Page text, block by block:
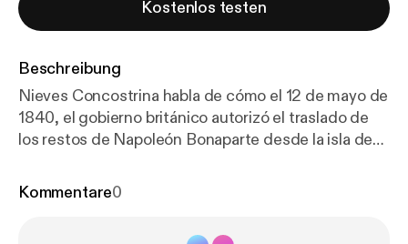
Kostenlos testen
Beschreibung
Nieves Concostrina habla de cómo el 12 de mayo de
1840, el gobierno británico autorizó el traslado de
los restos de Napoleón Bonaparte desde la isla de
muerte. Este regreso no ocurrió antes debido a la
Kommentare0